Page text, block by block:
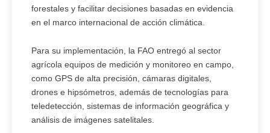
forestales y facilitar decisiones basadas en evidencia
en el marco internacional de acción climática.
Para su implementación, la FAO entregó al sector
agrícola equipos de medición y monitoreo en campo,
como GPS de alta precisión, cámaras digitales,
drones e hipsómetros, además de tecnologías para
teledetección, sistemas de información geográfica y
análisis de imágenes satelitales.